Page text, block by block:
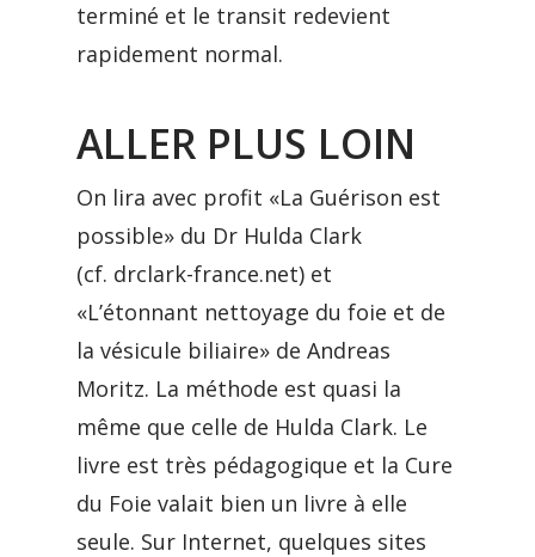
terminé et le transit redevient
rapidement normal.
ALLER PLUS LOIN
On lira avec profit «La Guérison est
possible» du Dr Hulda Clark
(cf. drclark-france.net) et
«L’étonnant nettoyage du foie et de
la vésicule biliaire» de Andreas
Moritz. La méthode est quasi la
même que celle de Hulda Clark. Le
livre est très pédagogique et la Cure
du Foie valait bien un livre à elle
seule. Sur Internet, quelques sites